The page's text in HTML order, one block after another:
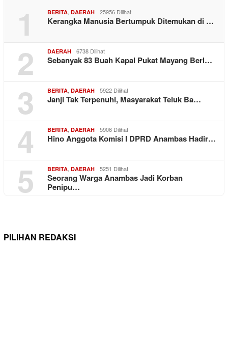
1 BERITA DAERAH 25956 Dilihat
Kerangka Manusia Bertumpuk Ditemukan di …
2 DAERAH 6738 Dilihat
Sebanyak 83 Buah Kapal Pukat Mayang Berl…
3 BERITA DAERAH 5922 Dilihat
Janji Tak Terpenuhi, Masyarakat Teluk Ba…
4 BERITA DAERAH 5906 Dilihat
Hino Anggota Komisi I DPRD Anambas Hadir…
5 BERITA DAERAH 5251 Dilihat
Seorang Warga Anambas Jadi Korban
Penipu…
PILIHAN REDAKSI